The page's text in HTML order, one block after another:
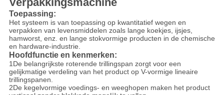
Toepassing:
Het systeem is van toepassing op kwantitatief wegen en
verpakken van levensmiddelen zoals lange koekjes, ijsjes,
hamworst, enz. en lange stokvormige producten in de chemische
en hardware-industrie.
Hoofdfunctie en kenmerken:
1De belangrijkste roterende trillingspan zorgt voor een
gelijkmatige verdeling van het product op V-vormige lineaire
trillingspanen.
2De kegelvormige voedings- en weeghopen maken het product